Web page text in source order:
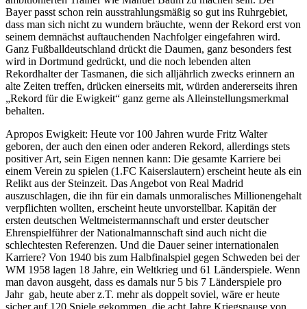
Bayer passt schon rein ausstrahlungsmäßig so gut ins Ruhrgebiet,
dass man sich nicht zu wundern bräuchte, wenn der Rekord erst von
seinem demnächst auftauchenden Nachfolger eingefahren wird.
Ganz Fußballdeutschland drückt die Daumen, ganz besonders fest
wird in Dortmund gedrückt, und die noch lebenden alten
Rekordhalter der Tasmanen, die sich alljährlich zwecks erinnern an
alte Zeiten treffen, drücken einerseits mit, würden andererseits ihren
„Rekord für die Ewigkeit“ ganz gerne als Alleinstellungsmerkmal
behalten.
Apropos Ewigkeit: Heute vor 100 Jahren wurde Fritz Walter
geboren, der auch den einen oder anderen Rekord, allerdings stets
positiver Art, sein Eigen nennen kann: Die gesamte Karriere bei
einem Verein zu spielen (1.FC Kaiserslautern) erscheint heute als ein
Relikt aus der Steinzeit. Das Angebot von Real Madrid
auszuschlagen, die ihn für ein damals unmoralisches Millionengehalt
verpflichten wollten, erscheint heute unvorstellbar. Kapitän der
ersten deutschen Weltmeistermannschaft und erster deutscher
Ehrenspielführer der Nationalmannschaft sind auch nicht die
schlechtesten Referenzen. Und die Dauer seiner internationalen
Karriere? Von 1940 bis zum Halbfinalspiel gegen Schweden bei der
WM 1958 lagen 18 Jahre, ein Weltkrieg und 61 Länderspiele. Wenn
man davon ausgeht, dass es damals nur 5 bis 7 Länderspiele pro
Jahr gab, heute aber z.T. mehr als doppelt soviel, wäre er heute
sicher auf 120 Spiele gekommen, die acht Jahre Kriegspause von